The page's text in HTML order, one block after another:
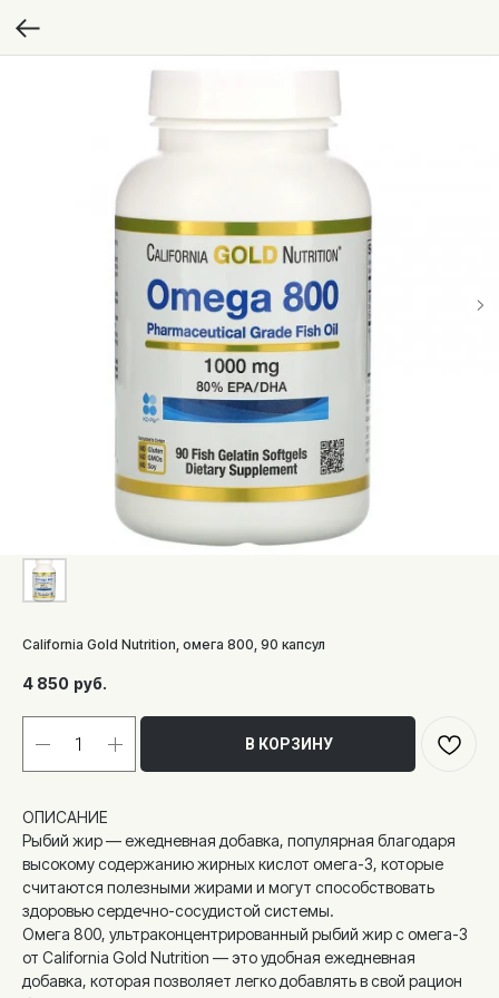
California Gold Nutrition, омега 800, 90 капсул
4 850 руб.
В КОРЗИНУ
ОПИСАНИЕ
Рыбий жир — ежедневная добавка, популярная благодаря
высокому содержанию жирных кислот омега-3, которые
считаются полезными жирами и могут способствовать
здоровью сердечно-сосудистой системы.
Омега 800, ультраконцентрированный рыбий жир с омега-3
от California Gold Nutrition — это удобная ежедневная
добавка, которая позволяет легко добавлять в свой рацион